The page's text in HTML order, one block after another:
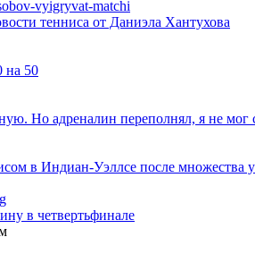
тенниса от Даниэла Хантухова
на 50
Но адреналин переполнял, я не мог
в Индиан-Уэллсе после множества
в четвертьфинале